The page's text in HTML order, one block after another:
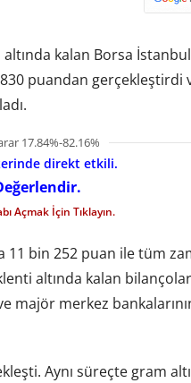
kalan Borsa İstanbul
puandan gerçekleştirdi
17.84%-82.16%
direkt etkili.
Açmak İçin Tıklayın.
11 bin 252 puan ile tüm
altında kalan
majör merkez
Aynı süreçte gram